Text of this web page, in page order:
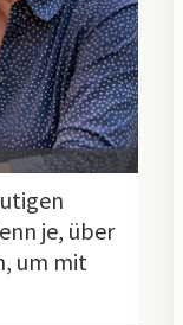
je, über
um mit